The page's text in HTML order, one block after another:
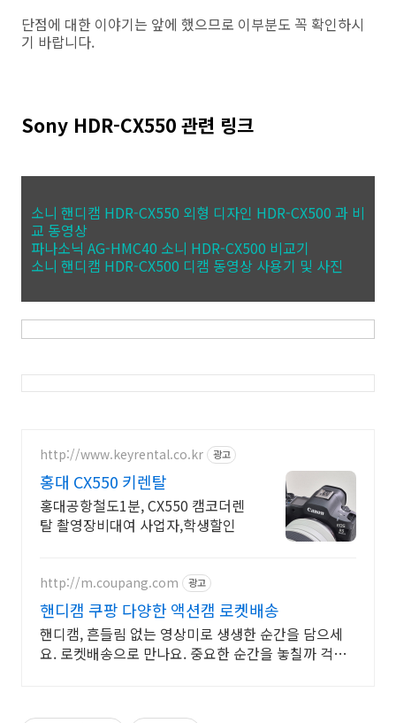
단점에 대한 이야기는 앞에 했으므로 이부분도 꼭 확인하시
기 바랍니다.
Sony HDR-CX550 관련 링크
소니 핸디캠 HDR-CX550 외형 디자인 HDR-CX500 과 비
교 동영상
파나소닉 AG-HMC40 소니 HDR-CX500 비교기
소니 핸디캠 HDR-CX500 디캠 동영상 사용기 및 사진
http://www.keyrental.co.kr 광고
홍대 CX550 키렌탈
홍대공항철도1분, CX550 캠코더렌
탈 촬영장비대여 사업자,학생할인
http://m.coupang.com 광고
핸디캠 쿠팡 다양한 액션캠 로켓배송
핸디캠, 흔들림 없는 영상미로 생생한 순간을 담으세
요. 로켓배송으로 만나요. 중요한 순간을 놓칠까 걱정